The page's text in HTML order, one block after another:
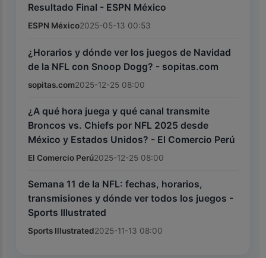
Resultado Final - ESPN México
ESPN México2025-05-13 00:53
¿Horarios y dónde ver los juegos de Navidad
de la NFL con Snoop Dogg? - sopitas.com
sopitas.com2025-12-25 08:00
¿A qué hora juega y qué canal transmite
Broncos vs. Chiefs por NFL 2025 desde
México y Estados Unidos? - El Comercio Perú
El Comercio Perú2025-12-25 08:00
Semana 11 de la NFL: fechas, horarios,
transmisiones y dónde ver todos los juegos -
Sports Illustrated
Sports Illustrated2025-11-13 08:00